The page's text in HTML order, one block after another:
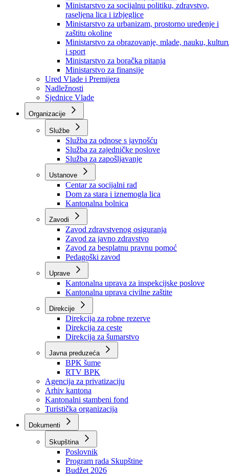
Ministarstvo za privredu
Ministarstvo za pravosuđe, upravu i radne odnose
Ministarstvo za unutrašnje poslove
Ministarstvo za socijalnu politiku, zdravstvo,
raseljena lica i izbjeglice
Ministarstvo za urbanizam, prostorno uređenje i
zaštitu okoline
Ministarstvo za obrazovanje, mlade, nauku,
i sport
Ministarstvo za boračka pitanja
Ministarstvo za finansije
Ured Vlade i Premijera
Nadležnosti
Sjednice Vlade
Organizacije
Službe
Služba za odnose s javnošću
Služba za zajedničke poslove
Služba za zapošljavanje
Ustanove
Centar za socijalni rad
Dom za stara i iznemogla lica
Kantonalna bolnica
Zavodi
Zavod zdravstvenog osiguranja
Zavod za javno zdravstvo
Zavod za besplatnu pravnu pomoć
Pedagoški zavod
Kantonalna uprava za inspekcijske poslove
Kantonalna uprava civilne zaštite
Direkcije
Direkcija za robne rezerve
Direkcija za ceste
Direkcija za šumarstvo
Javna preduzeća
BPK šume
RTV BPK
Agencija za privatizaciju
Arhiv kantona
Kantonalni stambeni fond
Turistička organizacija
Dokumenti
Skupština